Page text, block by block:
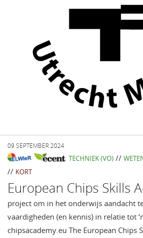
09 SEPTEMBER 2024
TECHNIEK (VO)//
// KORT
European Chips Skills
project om in het onderwijs aandacht
vaardigheden (en kennis) in relatie tot
chipsacademy.eu The European Chips